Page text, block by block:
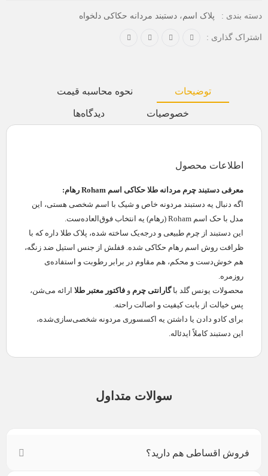
دسته بندی : پلاک اسم، دستبند مردانه حکاکی دلخواه
اشتراک گذاری :
توضیحات نحوه محاسبه قیمت
خصوصیات دیدگاه‌ها
اطلاعات محصول
معرفی دستبند چرم مردانه طلا حکاکی اسم Roham رهام:
اگه دنبال یه دستبند مردونه خاص و شیک با اسم شخصی هستی، این
مدل با حک اسم Roham (رهام) یه انتخاب فوق‌العاده‌ست.
این دستبند از چرم طبیعی و درجه‌یک ساخته شده، پلاک طلا داره که با
ظرافت روش اسم رهام حکاکی شده. قفلش از جنس استیل ضد زنگه،
هم خوش‌دست و محکم، هم مقاوم در برابر رطوبت و استفاده‌ی
روزمره.
محصولات یونس گلد باگارانتی چرم و فاکتور معتبر طلا ارائه می‌شن،
پس خیالت از بابت کیفیت و اصالت راحته.
برای کادو دادن یا داشتن یه اکسسوری مردونه شخصی‌سازی‌شده،
این دستبند کاملاً ایدئاله.
سوالات متداول
فروش اقساطی هم دارید؟